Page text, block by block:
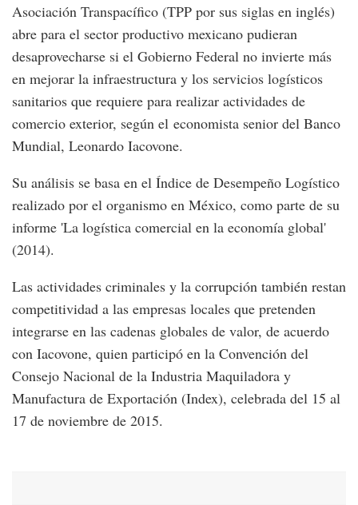
Asociación Transpacífico (TPP por sus siglas en inglés)
abre para el sector productivo mexicano pudieran
desaprovecharse si el Gobierno Federal no invierte más
en mejorar la infraestructura y los servicios logísticos
sanitarios que requiere para realizar actividades de
comercio exterior, según el economista senior del Banco
Mundial, Leonardo Iacovone.
Su análisis se basa en el Índice de Desempeño Logístico
realizado por el organismo en México, como parte de su
informe 'La logística comercial en la economía global'
(2014).
Las actividades criminales y la corrupción también restan
competitividad a las empresas locales que pretenden
integrarse en las cadenas globales de valor, de acuerdo
con Iacovone, quien participó en la Convención del
Consejo Nacional de la Industria Maquiladora y
Manufactura de Exportación (Index), celebrada del 15 al
17 de noviembre de 2015.